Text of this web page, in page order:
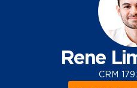
Rene
CRM